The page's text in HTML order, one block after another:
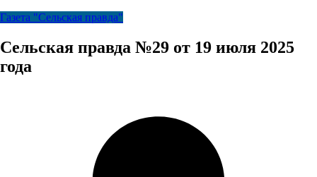
Газета "Сельская правда"
Сельская правда №29 от 19 июля 2025
года